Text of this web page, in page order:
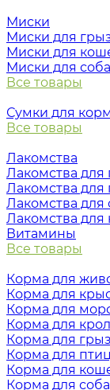
Миски
Миски для
Миски для
Миски для
Все товары
Сумки для
Все товары
Лакомства
Лакомства для
Лакомства для
Лакомства для
Лакомства для
Витамины
Все товары
Корма для
Корма для
Корма для
Корма для
Корма для
Корма для
Корма для
Корма для